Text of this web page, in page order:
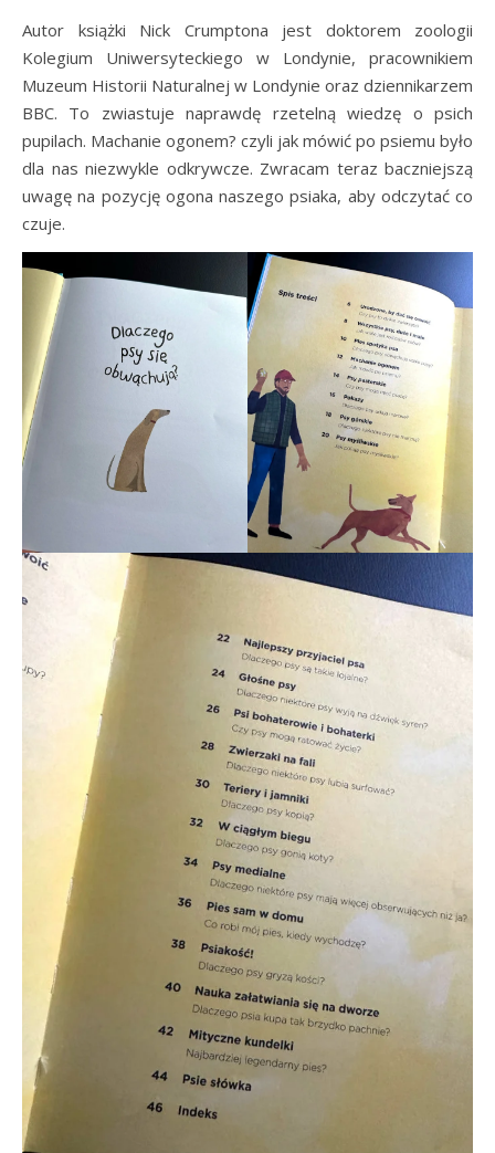
Autor książki Nick Crumptona jest doktorem zoologii
Kolegium Uniwersyteckiego w Londynie, pracownikiem
Muzeum Historii Naturalnej w Londynie oraz dziennikarzem
BBC. To zwiastuje naprawdę rzetelną wiedzę o psich
pupilach. Machanie ogonem? czyli jak mówić po psiemu było
dla nas niezwykle odkrywcze. Zwracam teraz baczniejszą
uwagę na pozycję ogona naszego psiaka, aby odczytać co
czuje.